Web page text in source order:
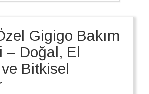
Gigigo Bakım
– Doğal, El
ve Bitkisel